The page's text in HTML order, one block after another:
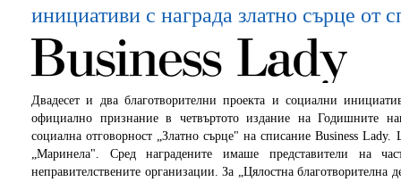
инициативи с награда златно сърце от
Двадесет и два благотворителни проекта и социални
официално признание в четвъртото издание на Годишните
социална отговорност „Златно сърце" на списание Business
„Маринела". Сред наградените имаше представители на
неправителствените организации. За „Цялостна благотворителна